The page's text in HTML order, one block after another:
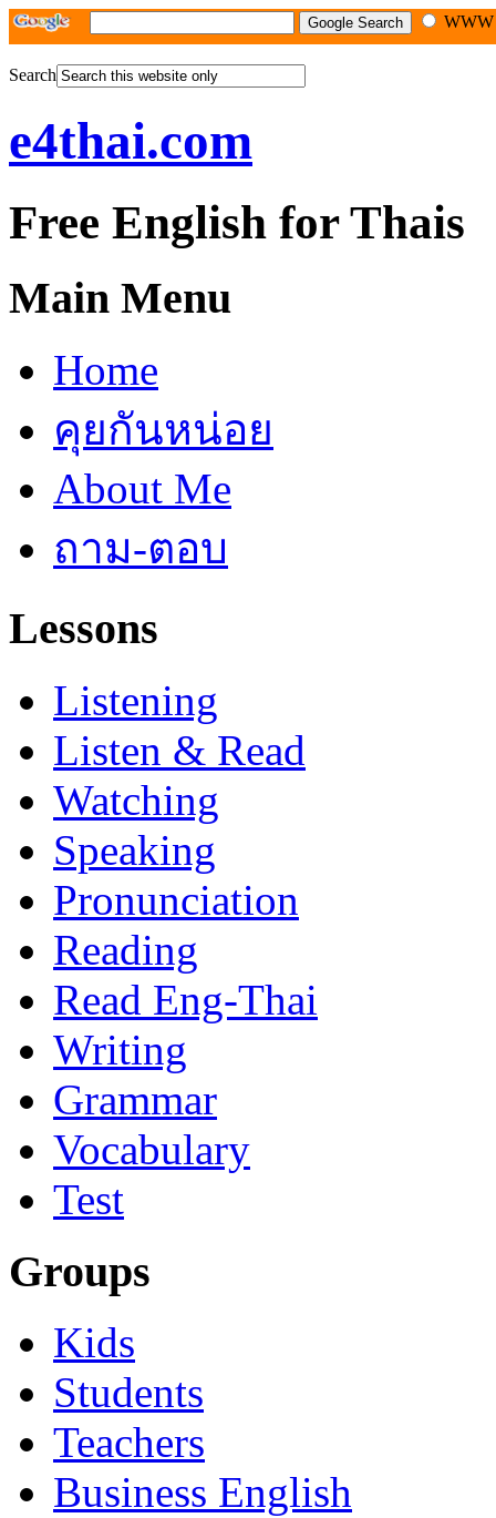
Search
e4thai.com
Free English for Thais
Main Menu
Home
คุยกันหน่อย
About Me
ถาม-ตอบ
Lessons
Listening
Listen & Read
Watching
Speaking
Pronunciation
Reading
Read Eng-Thai
Writing
Grammar
Vocabulary
Test
Groups
Kids
Students
Teachers
Business English